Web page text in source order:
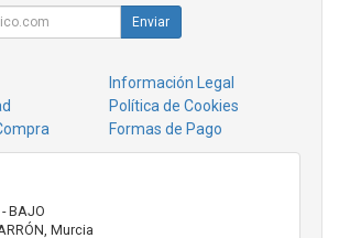
Enviar
Información Legal
Política de Cookies
Formas de Pago
BAJO
Murcia